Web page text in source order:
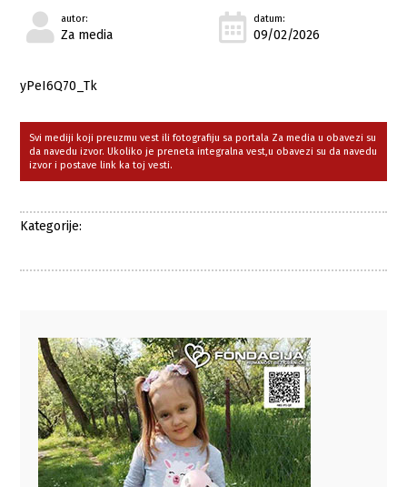
autor:
Za media
datum:
09/02/2026
yPeI6Q70_Tk
Svi mediji koji preuzmu vest ili fotografiju sa portala Za media u obavezi su
da navedu izvor. Ukoliko je preneta integralna vest,u obavezi su da navedu
izvor i postave link ka toj vesti.
Kategorije: